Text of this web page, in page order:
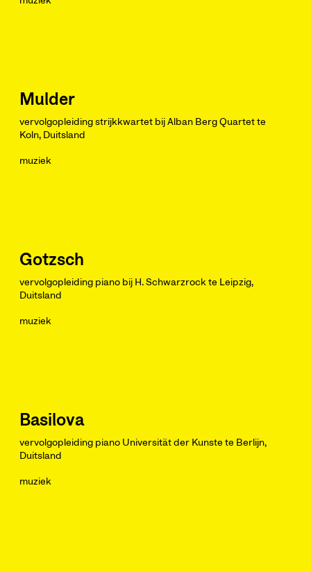
Mulder
vervolgopleiding strijkkwartet bij Alban Berg Quartet te
Koln, Duitsland
muziek
Gotzsch
vervolgopleiding piano bij H. Schwarzrock te Leipzig,
Duitsland
muziek
Basilova
vervolgopleiding piano Universität der Kunste te Berlijn,
Duitsland
muziek